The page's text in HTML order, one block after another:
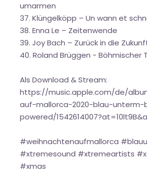
umarmen
37. Klüngelköpp – Un wann et
38. Enna Le – Zeitenwende
39. Joy Bach – Zurück in die
40. Roland Brüggen - Böhmischer
Als Download & Stream:
https://music.apple.com/de/
auf-mallorca-2020-blau-unterm-
powered/
#weihnachtenaufmallorca
#xtremesound #xtremeartists
#xmas